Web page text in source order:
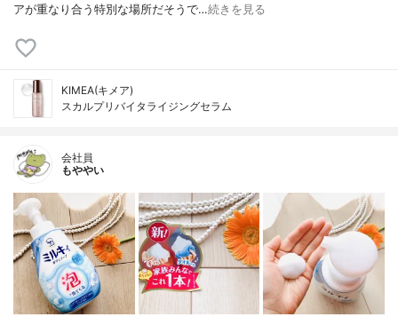
アが重なり合う特別な場所だそうで…続きを見る
KIMEA(キメア)
スカルプリバイタライジングセラム
会社員
もややい